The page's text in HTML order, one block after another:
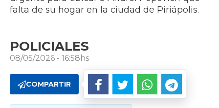
falta de su hogar en la ciudad de Piriápolis.
POLICIALES
08/05/2026 - 16:58hs
COMPARTIR